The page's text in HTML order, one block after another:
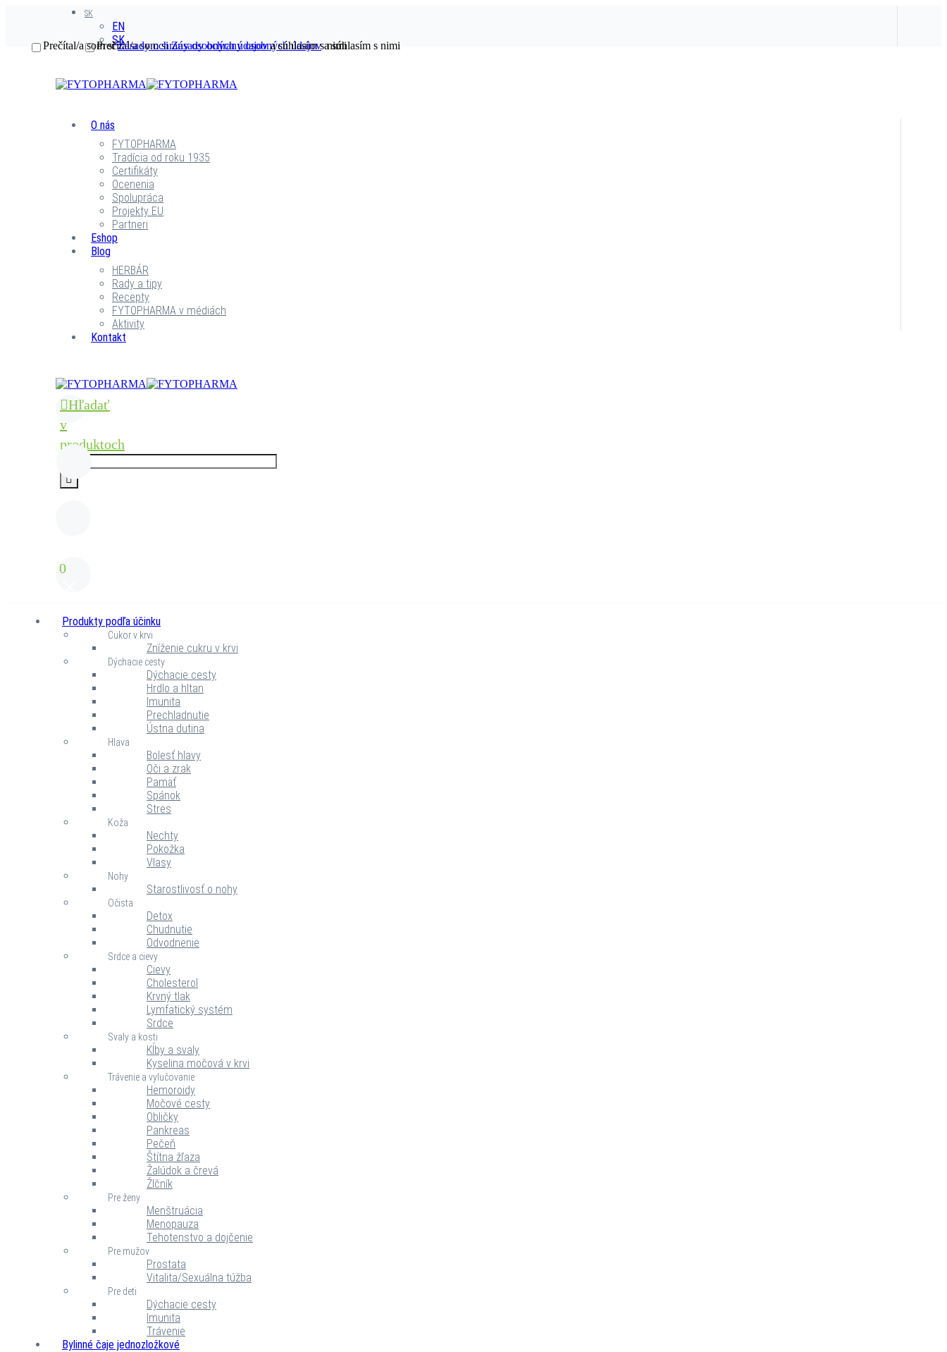
SK
EN
SK
O nás
FYTOPHARMA
Tradícia od roku 1935
Certifikáty
Ocenenia
Spolupráca
Projekty EU
Partneri
Eshop
Blog
HERBÁR
Rady a tipy
Recepty
FYTOPHARMA v médiách
Aktivity
Kontakt
Hľadať
v
produktoch
0
Produkty podľa účinku
Cukor v krvi
Zníženie cukru v krvi
Dýchacie cesty
Dýchacie cesty
Hrdlo a hltan
Imunita
Prechladnutie
Ústna dutina
Hlava
Bolesť hlavy
Oči a zrak
Pamäť
Spánok
Stres
Koža
Nechty
Pokožka
Vlasy
Nohy
Starostlivosť o nohy
Očista
Detox
Chudnutie
Odvodnenie
Srdce a cievy
Cievy
Cholesterol
Krvný tlak
Lymfatický systém
Srdce
Svaly a kosti
Kĺby a svaly
Kyselina močová v krvi
Trávenie a vylučovanie
Hemoroidy
Močové cesty
Obličky
Pankreas
Pečeň
Štítna žľaza
Žalúdok a črevá
Žlčník
Pre ženy
Menštruácia
Menopauza
Tehotenstvo a dojčenie
Pre mužov
Prostata
Vitalita/Sexuálna túžba
Pre deti
Dýchacie cesty
Imunita
Trávenie
Bylinné čaje jednozložkové
Prečítal/a som siZásady ochrany osobných údajova súhlasím s nimi
Prečítal/a som siZásady ochrany osobných údajova súhlasím s nimi